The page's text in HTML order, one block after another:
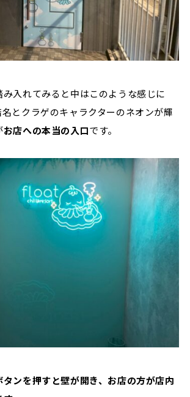
入れてみると中はこのような感じに
とクラゲのキャラクターのネオンが輝
お店への本当の入口です。
タンを押すと壁が開き、お店の方が店内